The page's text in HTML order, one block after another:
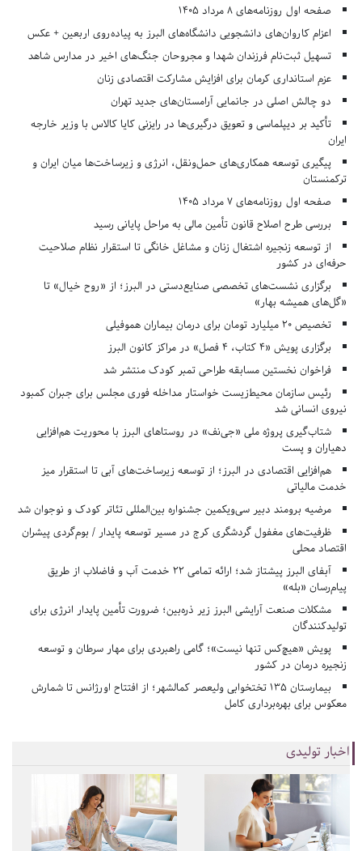
صفحه اول روزنامه‌های 8 مرداد 1405
اعزام کاروان‌های دانشجویی دانشگاه‌های البرز به پیاده‌روی اربعین + عکس
تسهیل ثبت‌نام فرزندان شهدا و مجروحان جنگ‌های اخیر در مدارس شاهد
عزم استانداری کرمان برای افزایش مشارکت اقتصادی زنان
دو چالش اصلی در جانمایی آرامستان‌های جدید تهران
تأکید بر دیپلماسی و تعویق درگیری‌ها در رایزنی کایا کالاس با وزیر خارجه
ایران
پیگیری توسعه همکاری‌های حمل‌ونقل، انرژی و زیرساخت‌ها میان ایران و
ترکمنستان
صفحه اول روزنامه‌های 7 مرداد 1405
بررسی طرح اصلاح قانون تأمین مالی به مراحل پایانی رسید
از توسعه زنجیره اشتغال زنان و مشاغل خانگی تا استقرار نظام صلاحیت
حرفه‌ای در کشور
برگزاری نشست‌های تخصصی صنایع‌دستی در البرز؛ از «روح خیال» تا
«گل‌های همیشه بهار»
تخصیص ۲۰ میلیارد تومان برای درمان بیماران هموفیلی
برگزاری پویش «۴ کتاب، ۴ فصل» در مراکز کانون البرز
فراخوان نخستین مسابقه طراحی تمبر کودک منتشر شد
رئیس سازمان محیط‌زیست خواستار مداخله فوری مجلس برای جبران کمبود
نیروی انسانی شد
شتاب‌گیری پروژه ملی «جی‌نف» در روستاهای البرز با محوریت هم‌افزایی
دهیاران و پست
هم‌افزایی اقتصادی در البرز؛ از توسعه زیرساخت‌های آبی تا استقرار میز
خدمت مالیاتی
مرضیه برومند دبیر سی‌ویکمین جشنواره بین‌المللی تئاتر کودک و نوجوان شد
ظرفیت‌های مغفول گردشگری کرج در مسیر توسعه پایدار / بوم‌گردی پیشران
اقتصاد محلی
آبفای البرز پیشتاز شد؛ ارائه تمامی ۲۲ خدمت آب و فاضلاب از طریق
پیام‌رسان «بله»
مشکلات صنعت آرایشی البرز زیر ذره‌بین؛ ضرورت تأمین پایدار انرژی برای
تولیدکنندگان
پویش «هیچ‌کس تنها نیست»؛ گامی راهبردی برای مهار سرطان و توسعه
زنجیره درمان در کشور
بیمارستان ۱۳۵ تختخوابی ولیعصر کمالشهر؛ از افتتاح اورژانس تا شمارش
معکوس برای بهره‌برداری کامل
اخبار تولیدی